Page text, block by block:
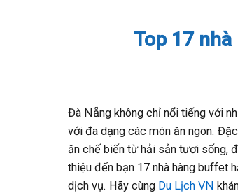
Top 17
Đà Nẵng không chỉ nổi tiếng với
với đa dạng các món ăn ngon.
ăn chế biến từ hải sản tươi sống,
thiệu đến bạn 17 nhà hàng buffet
dịch vụ. Hãy cùng Du Lịch VN